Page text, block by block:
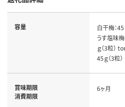
容量
白干梅：45
うす塩味梅
ｇ（3粒）
45ｇ（3粒）
賞味期限
消費期限
6ヶ月